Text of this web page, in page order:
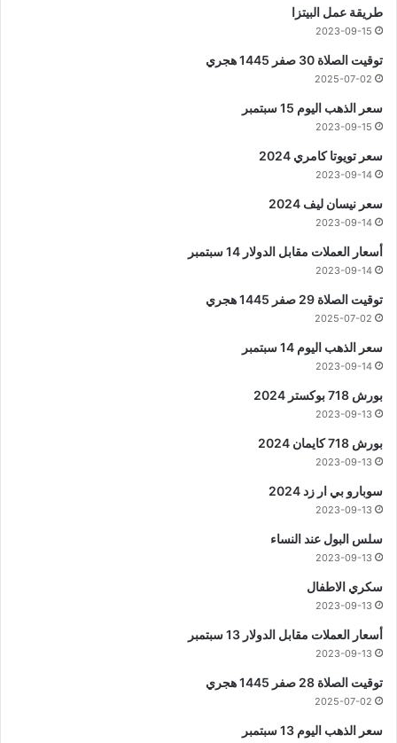
طريقة عمل البيتزا
2023-09-15
توقيت الصلاة 30 صفر 1445 هجري
2025-07-02
سعر الذهب اليوم 15 سبتمبر
2023-09-15
سعر تويوتا كامري 2024
2023-09-14
سعر نيسان ليف 2024
2023-09-14
أسعار العملات مقابل الدولار 14 سبتمبر
2023-09-14
توقيت الصلاة 29 صفر 1445 هجري
2025-07-02
سعر الذهب اليوم 14 سبتمبر
2023-09-14
بورش 718 بوكستر 2024
2023-09-13
بورش 718 كايمان 2024
2023-09-13
سوبارو بي ار زد 2024
2023-09-13
سلس البول عند النساء
2023-09-13
سكري الاطفال
2023-09-13
أسعار العملات مقابل الدولار 13 سبتمبر
2023-09-13
توقيت الصلاة 28 صفر 1445 هجري
2025-07-02
سعر الذهب اليوم 13 سبتمبر